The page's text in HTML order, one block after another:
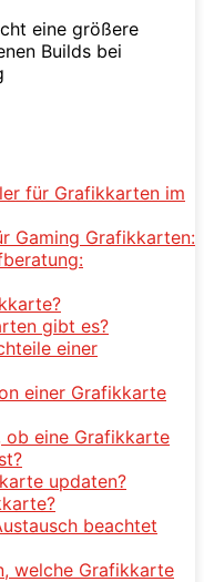
eine größere
Builds bei
für Grafikkarten im
Gaming Grafikkarten:
gibt es?
einer
einer Grafikkarte
ob eine Grafikkarte
updaten?
beachtet
welche Grafikkarte